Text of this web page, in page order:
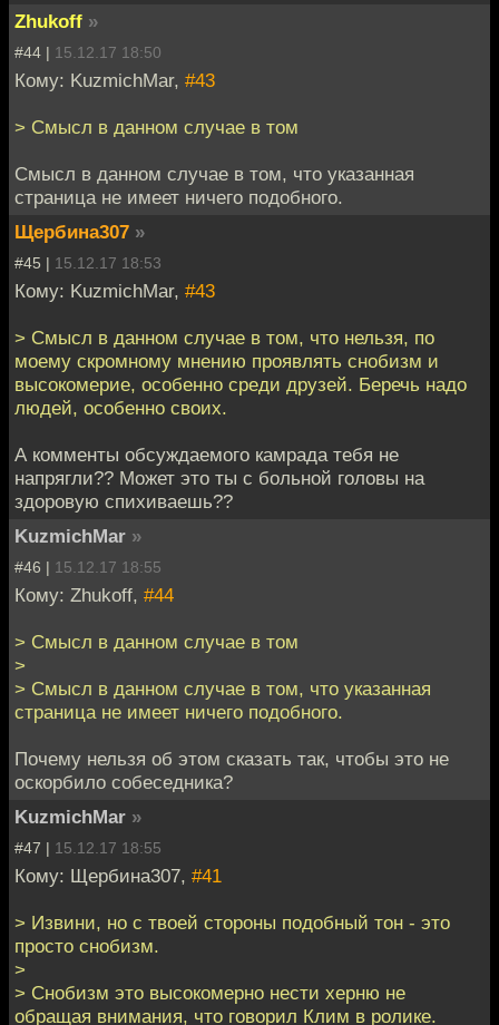
Zhukoff »
#44 | 15.12.17 18:50
Кому: KuzmichMar, #43
> Смысл в данном случае в том
Смысл в данном случае в том, что указанная
страница не имеет ничего подобного.
Щербина307 »
#45 | 15.12.17 18:53
Кому: KuzmichMar, #43
> Смысл в данном случае в том, что нельзя, по
моему скромному мнению проявлять снобизм и
высокомерие, особенно среди друзей. Беречь надо
людей, особенно своих.
А комменты обсуждаемого камрада тебя не
напрягли?? Может это ты с больной головы на
здоровую спихиваешь??
KuzmichMar »
#46 | 15.12.17 18:55
Кому: Zhukoff, #44
> Смысл в данном случае в том
>
> Смысл в данном случае в том, что указанная
страница не имеет ничего подобного.
Почему нельзя об этом сказать так, чтобы это не
оскорбило собеседника?
KuzmichMar »
#47 | 15.12.17 18:55
Кому: Щербина307, #41
> Извини, но с твоей стороны подобный тон - это
просто снобизм.
>
> Снобизм это высокомерно нести херню не
обращая внимания, что говорил Клим в ролике.